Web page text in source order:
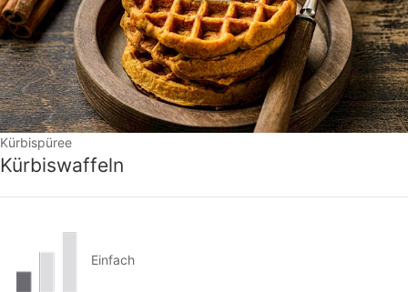
Kürbispüree
Kürbiswaffeln
Einfach